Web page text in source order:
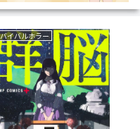
イバルホラー